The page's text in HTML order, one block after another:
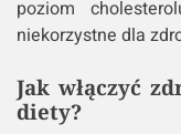
poziom
niekorzystne dla
Jak włączyć
diety?